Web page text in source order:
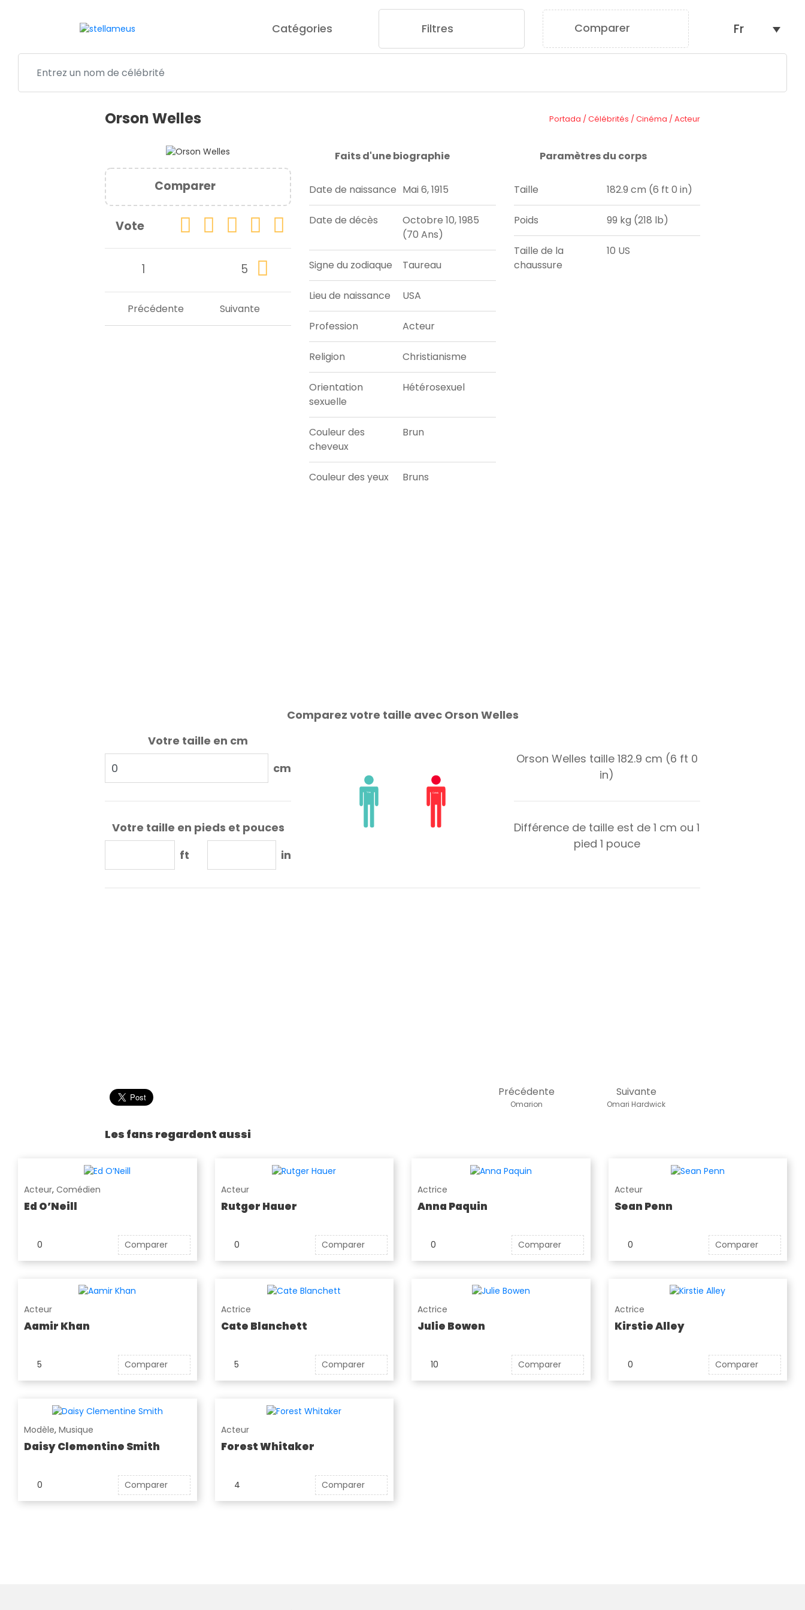
Catégories Filtres Comparer Fr
Orson Welles Portada /Célébrités /Cinéma /Acteur
Comparer
Vote
1 5
Suivante
Précédente
Faits d'une biographie
Date de naissance Mai 6, 1915
Date de décès
Octobre 10, 1985
(70 Ans)
Signe du zodiaque Taureau
Lieu de naissance USA
Profession Acteur
Religion Christianisme
Orientation
sexuelle
Hétérosexuel
Couleur des
cheveux
Brun
Couleur des yeux Bruns
Paramètres du corps
Taille 182.9 cm (6 ft 0 in)
Poids 99 kg (218 lb)
Taille de la
chaussure
10 US
Comparez votre taille avec Orson Welles
Votre taille en cm
cm
Votre taille en pieds et pouces
ft
in
Orson Welles taille 182.9 cm (6 ft 0
in)
Différence de taille est de1 cm ou1
pied 1 pouce
Suivante
Omari Hardwick
Précédente
Omarion
Les fans regardent aussi
Acteur, Comédien
Ed O’Neill
0 Comparer
Acteur
Rutger Hauer
0 Comparer
Actrice
Anna Paquin
0 Comparer
Acteur
Sean Penn
0 Comparer
Acteur
Aamir Khan
5 Comparer
Actrice
Cate Blanchett
5 Comparer
Actrice
Julie Bowen
10 Comparer
Actrice
Kirstie Alley
0 Comparer
Modèle, Musique
Daisy Clementine Smith
0 Comparer
Acteur
Forest Whitaker
4 Comparer